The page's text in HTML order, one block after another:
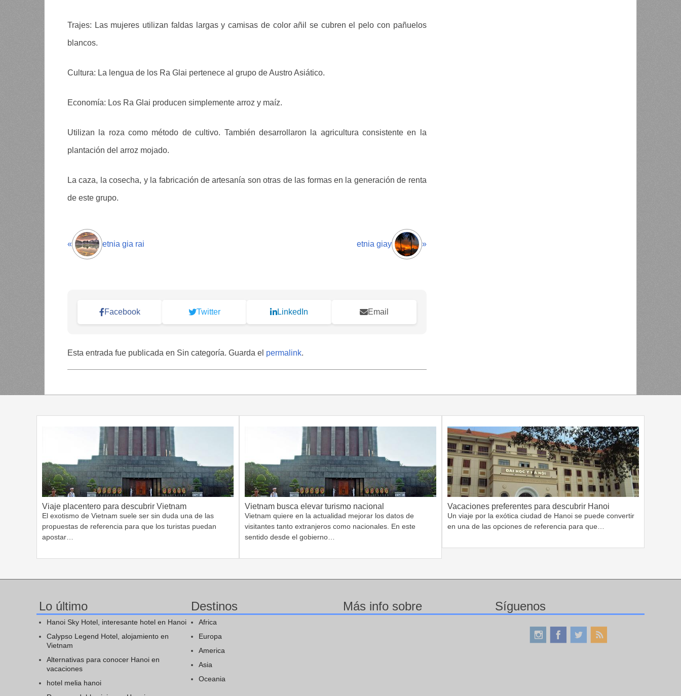
Trajes: Las mujeres utilizan faldas largas y camisas de color añil se cubren el pelo con pañuelos
blancos.
Cultura: La lengua de los Ra Glai pertenece al grupo de Austro Asiático.
Economía: Los Ra Glai producen simplemente arroz y maíz.
Utilizan la roza como método de cultivo. También desarrollaron la agricultura consistente en la
plantación del arroz mojado.
La caza, la cosecha, y la fabricación de artesanía son otras de las formas en la generación de renta
de este grupo.
« etnia gia rai etnia giay »
Facebook Twitter LinkedIn Email
Esta entrada fue publicada en Sin categoría. Guarda el permalink.
Viaje placentero para descubrir Vietnam
El exotismo de Vietnam suele ser sin duda una de las
propuestas de referencia para que los turistas puedan
apostar…
Vietnam busca elevar turismo nacional
Vietnam quiere en la actualidad mejorar los datos de
visitantes tanto extranjeros como nacionales. En este
sentido desde el gobierno…
Vacaciones preferentes para descubrir Hanoi
Un viaje por la exótica ciudad de Hanoi se puede convertir
en una de las opciones de referencia para que…
Lo último
Hanoi Sky Hotel, interesante hotel en Hanoi
Calypso Legend Hotel, alojamiento en
Vietnam
Alternativas para conocer Hanoi en
vacaciones
hotel melia hanoi
Destinos
Africa
Europa
America
Asia
Oceania
Más info sobre Síguenos